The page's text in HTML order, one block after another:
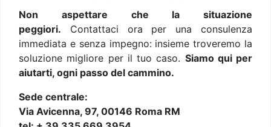
Non aspettare che la situazione
peggiori. Contattaci ora per una consulenza
immediata e senza impegno: insieme troveremo la
soluzione migliore per il tuo caso. Siamo qui per
aiutarti, ogni passo del cammino.
Sede centrale:
Via Avicenna, 97, 00146 Roma RM